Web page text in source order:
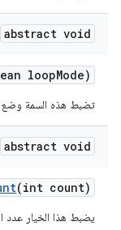
abstract void
loopMode)
تضبط هذه السمة وضع
abstract void
(int count)
يضبط هذا الخيار عدد